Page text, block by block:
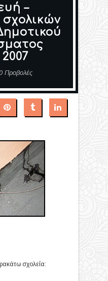
–
Προβολές
σχολεία: